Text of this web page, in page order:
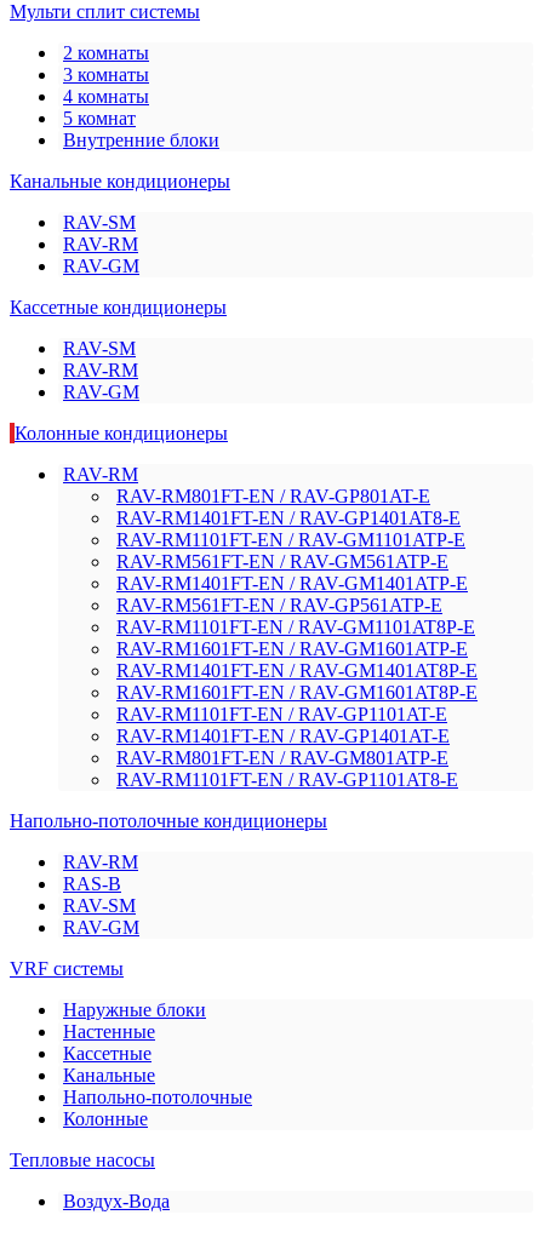
Мульти сплит системы
2 комнаты
3 комнаты
4 комнаты
5 комнат
Внутренние блоки
Канальные кондиционеры
RAV-SM
RAV-RM
RAV-GM
Кассетные кондиционеры
RAV-SM
RAV-RM
RAV-GM
Колонные кондиционеры
RAV-RM
RAV-RM801FT-EN / RAV-GP801AT-E
RAV-RM1401FT-EN / RAV-GP1401AT8-E
RAV-RM1101FT-EN / RAV-GM1101ATP-E
RAV-RM561FT-EN / RAV-GM561ATP-E
RAV-RM1401FT-EN / RAV-GM1401ATP-E
RAV-RM561FT-EN / RAV-GP561ATP-E
RAV-RM1101FT-EN / RAV-GM1101AT8P-E
RAV-RM1601FT-EN / RAV-GM1601ATP-E
RAV-RM1401FT-EN / RAV-GM1401AT8P-E
RAV-RM1601FT-EN / RAV-GM1601AT8P-E
RAV-RM1101FT-EN / RAV-GP1101AT-E
RAV-RM1401FT-EN / RAV-GP1401AT-E
RAV-RM801FT-EN / RAV-GM801ATP-E
RAV-RM1101FT-EN / RAV-GP1101AT8-E
Напольно-потолочные кондиционеры
RAV-RM
RAS-B
RAV-SM
RAV-GM
VRF системы
Наружные блоки
Настенные
Кассетные
Канальные
Напольно-потолочные
Колонные
Тепловые насосы
Воздух-Вода